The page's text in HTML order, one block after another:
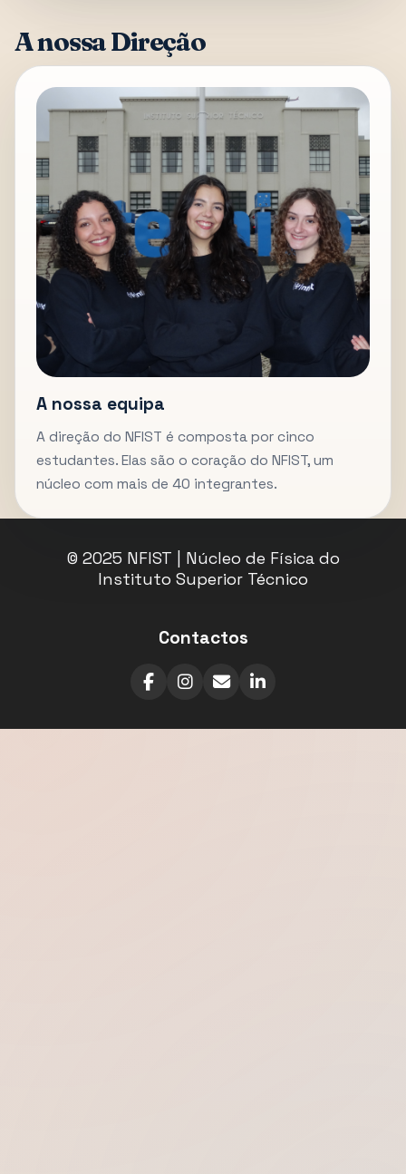
A nossa Direção
A nossa equipa
A direção do NFIST é composta por cinco
estudantes. Elas são o coração do NFIST, um
núcleo com mais de 40 integrantes.
© 2025 NFIST | Núcleo de Física do
Instituto Superior Técnico
Contactos